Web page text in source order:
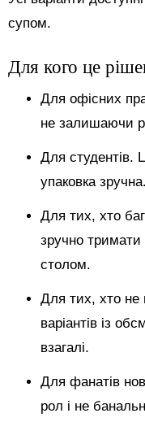
супом.
Для кого це
Для офісних
не залишаючи
Для студентів.
упаковка зручна.
Для тих, хто
зручно тримати
столом.
Для тих, хто не
варіантів із
взагалі.
Для фанатів
рол і не